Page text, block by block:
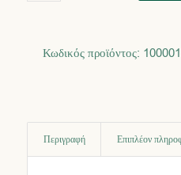
Κωδικός προϊόντος:
Περιγραφή Επιπλέον